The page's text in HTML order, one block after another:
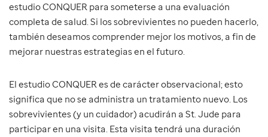
estudio CONQUER para someterse a una evaluación
completa de salud. Si los sobrevivientes no pueden hacerlo,
también deseamos comprender mejor los motivos, a fin de
mejorar nuestras estrategias en el futuro.
El estudio CONQUER es de carácter observacional; esto
significa que no se administra un tratamiento nuevo. Los
sobrevivientes (y un cuidador) acudirán a St. Jude para
participar en una visita. Esta visita tendrá una duración